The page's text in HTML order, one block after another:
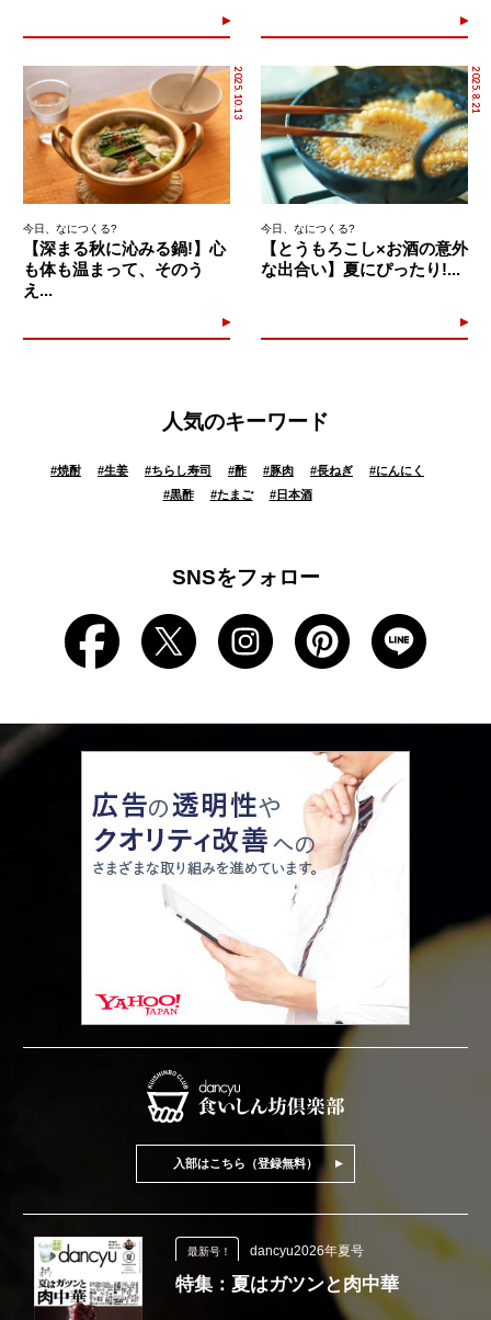
2025.10.13
今日、なにつくる?
【深まる秋に沁みる鍋!】心
も体も温まって、そのう
え...
2025.8.21
今日、なにつくる?
【とうもろこし×お酒の意外
な出合い】夏にぴったり!...
人気のキーワード
#焼酎 #生姜 #ちらし寿司 #酢 #豚肉 #長ねぎ #にんにく
#黒酢 #たまご #日本酒
SNSをフォロー
入部はこちら（登録無料）
最新号！ dancyu2026年夏号
特集：夏はガツンと肉中華